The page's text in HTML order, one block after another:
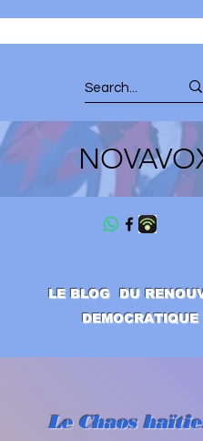
LE BLOG DU
DEMOCRATIQUE
Le Chaos